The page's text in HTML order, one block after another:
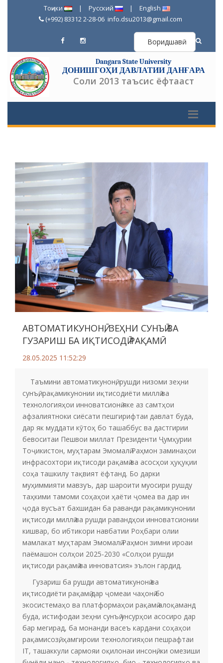
Тоҷики | Русский |
English
(+992) 83312 2-28-06 info.dsu2013@gmail.com
Воридшавӣ
Dangara State University
ДОНИШГОҲИ ДАВЛАТИИ ДАНҒАРА
Соли 2013 таъсис ёфтааст
АВТОМАТИКУНОНӢ, ЗЕҲНИ СУНЪӢ ВА
ГУЗАРИШ БА ИҚТИСОДӢ РАҚАМӢ
28.05.2025 11:52:29
Таъмини автоматикунонӣ, рушди низоми зеҳни
сунъӣ, рақамикунонии иқтисодиёти миллӣ ва
технологияҳои инноватсионӣ яке аз самтҳои
афзалиятноки сиёсати пешгирифтаи давлат буда,
дар як муддати кӯтоҳ бо ташаббус ва дастгирии
бевоситаи Пешвои миллат Президенти Ҷумҳурии
Тоҷикистон, муҳтарам Эмомалӣ Раҳмон заминаҳои
инфрасохтори иқтисоди рақамӣ ва асосҳои ҳуқуқии
соҳа ташкилу тақвият ёфтанд. Бо дарки
муҳиммияти мавзуъ, дар шароити муосири рушду
таҳкими тамоми соҳаҳои ҳаёти ҷомеа ва дар ин
ҷода вусъат бахшидан ба раванди рақамикунонии
иқтисоди миллӣ ва рушди равандҳои инноватсионии
кишвар, бо ибтикори навбатии Роҳбари олии
мамлакат муҳтарам Эмомалӣ Раҳмон зимни ироаи
паёмашон солҳои 2025-2030 «Солҳои рушди
иқтисоди рақамӣ ва инноватсия» эълон гардид.
Гузариш ба рушди автоматикунонӣ ва
иқтисодиёти рақамӣ дар ҷомеаи чаҳонӣ бо
экосистемаҳо ва платформаҳои рақамӣ алоқаманд
буда, истифодаи зеҳни сунъӣ унсурҳои асосиро дар
бар мегирад, ба монанди васеъ кардани соҳаҳои
рақамисозӣ, ҳамгироии технологияҳои пешрафтаи
IT, ташаккули сармояи оқилонаи инсонӣ, ки омезиши